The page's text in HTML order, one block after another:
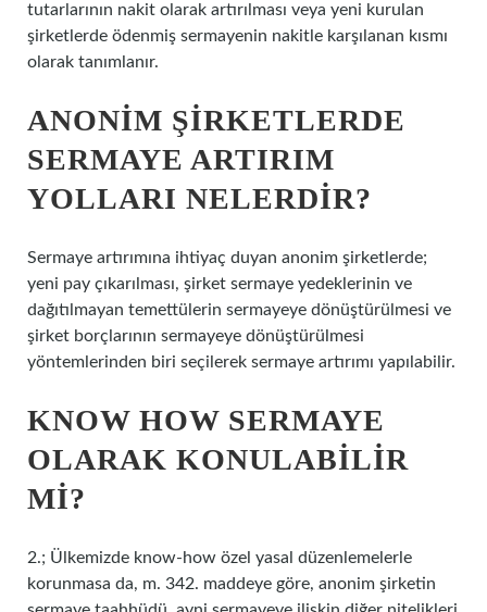
tutarlarının nakit olarak artırılması veya yeni kurulan
şirketlerde ödenmiş sermayenin nakitle karşılanan kısmı
olarak tanımlanır.
ANONIM ŞIRKETLERDE
SERMAYE ARTIRIM
YOLLARI NELERDIR?
Sermaye artırımına ihtiyaç duyan anonim şirketlerde;
yeni pay çıkarılması, şirket sermaye yedeklerinin ve
dağıtılmayan temettülerin sermayeye dönüştürülmesi ve
şirket borçlarının sermayeye dönüştürülmesi
yöntemlerinden biri seçilerek sermaye artırımı yapılabilir.
KNOW HOW SERMAYE
OLARAK KONULABILIR
MI?
2.; Ülkemizde know-how özel yasal düzenlemelerle
korunmasa da, m. 342. maddeye göre, anonim şirketin